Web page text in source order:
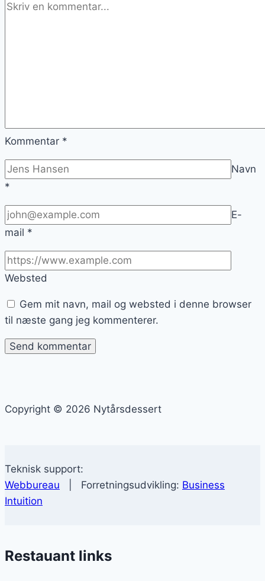
Kommentar *
Navn
*
E-
mail *
Websted
Gem mit navn, mail og websted i denne browser
til næste gang jeg kommenterer.
Copyright © 2026 Nytårsdessert
Teknisk support:
Webbureau | Forretningsudvikling: Business
Intuition
Restauant links